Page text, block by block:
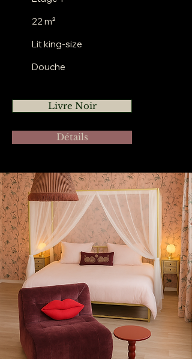
22 m²
Lit king-size
Douche
Livre Noir
Détails